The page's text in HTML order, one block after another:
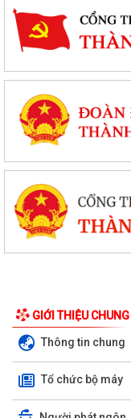
GIỚI THIỆU CHUNG
Thông tin chung
Tổ chức bộ máy